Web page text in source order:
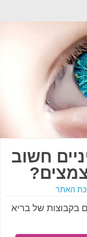
חשוב
האתר
בקבוצות של בריא